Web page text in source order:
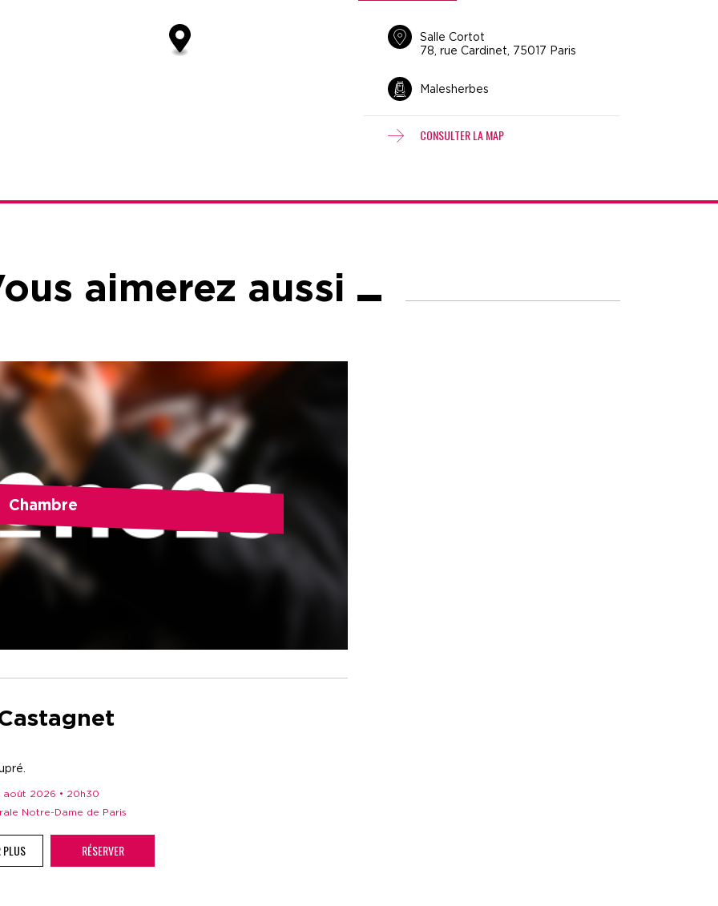
Salle Cortot
78, rue Cardinet, 75017 Paris
Malesherbes
CONSULTER LA MAP
aimerez aussi
Chambre
août 2026 • 20h30
Notre-Dame de Paris
PLUS RÉSERVER